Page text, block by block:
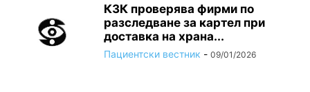
КЗК проверява фирми по
разследване за картел при
доставка на храна...
Пациентски вестник - 09/01/2026